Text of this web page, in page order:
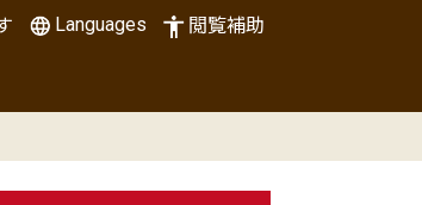
Languages 閲覧補助